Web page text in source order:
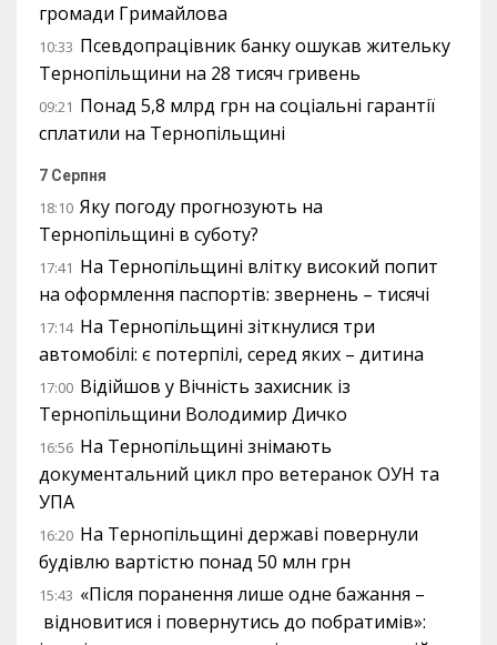
громади Гримайлова
10:33 Псевдопрацівник банку ошукав жительку
Тернопільщини на 28 тисяч гривень
09:21 Понад 5,8 млрд грн на соціальні гарантії
сплатили на Тернопільщині
7 Серпня
18:10 Яку погоду прогнозують на
Тернопільщині в суботу?
17:41 На Тернопільщині влітку високий попит
на оформлення паспортів: звернень – тисячі
17:14 На Тернопільщині зіткнулися три
автомобілі: є потерпілі, серед яких – дитина
17:00 Відійшов у Вічність захисник із
Тернопільщини Володимир Дичко
16:56 На Тернопільщині знімають
документальний цикл про ветеранок ОУН та
УПА
16:20 На Тернопільщині державі повернули
будівлю вартістю понад 50 млн грн
15:43 «Після поранення лише одне бажання –
відновитися і повернутись до побратимів»: